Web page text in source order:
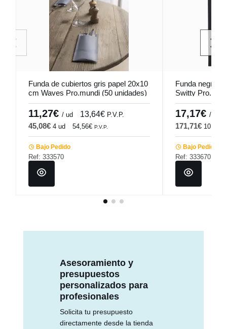
Funda de cubiertos gris papel 20x10
cm Waves Pro.mundi (50 unidades)
11,27€ / ud 13,64€ P.V.P.
45,08€ 4 ud 54,56€ P.V.P.
Bajo Pedido
Ref: 333570
Funda negra
Switty
17,17€ / ud
171,71€ 10 ud
Bajo Pedido
Ref: 333670
Asesoramiento y
presupuestos
personalizados para
profesionales
Solicita tu presupuesto
directamente desde la tienda